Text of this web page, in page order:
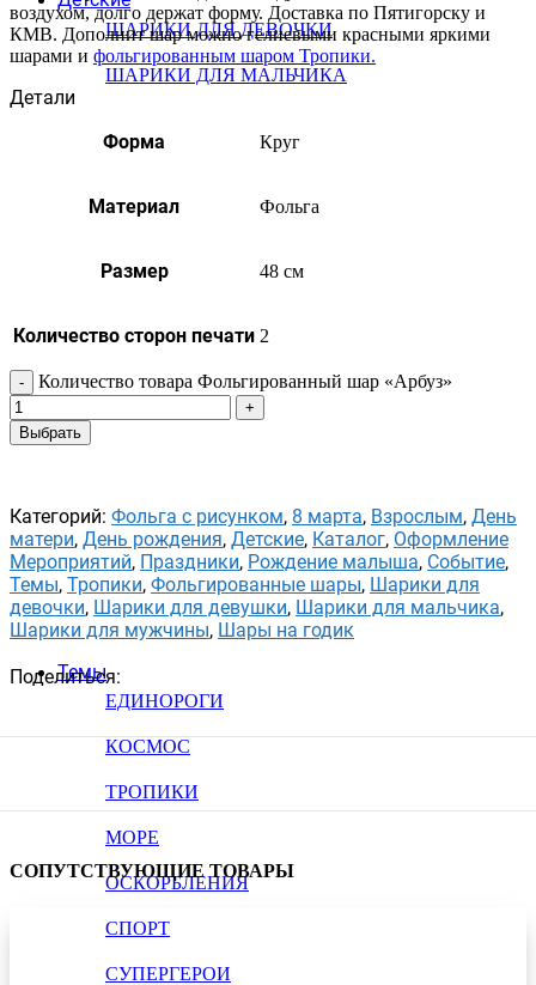
ШАРИКИ ДЛЯ ДЕВОЧКИ
ШАРИКИ ДЛЯ МАЛЬЧИКА
Темы
ЕДИНОРОГИ
КОСМОС
ТРОПИКИ
МОРЕ
ОСКОРБЛЕНИЯ
СПОРТ
СУПЕРГЕРОИ
воздухом, долго держат форму. Доставка по Пятигорску и
КМВ. Дополнит шар можно гелиевыми красными яркими
шарами и фольгированным шаром Тропики.
Детали
Форма
Круг
Материал Фольга
Размер 48 см
Количество сторон печати 2
Количество товара Фольгированный шар «Арбуз»
Выбрать
Категорий: Фольга с рисунком, 8 марта, Взрослым, День
матери, День рождения, Детские, Каталог, Оформление
Мероприятий, Праздники, Рождение малыша, Событие,
Темы, Тропики, Фольгированные шары, Шарики для
девочки, Шарики для девушки, Шарики для мальчика,
Шарики для мужчины, Шары на годик
Поделиться:
СОПУТСТВУЮЩИЕ ТОВАРЫ